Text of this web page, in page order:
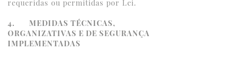
requeridas ou permitidas por Lei.
4. MEDIDAS TÉCNICAS,
ORGANIZATIVAS E DE SEGURANÇA
IMPLEMENTADAS